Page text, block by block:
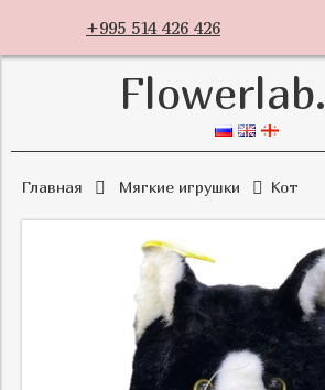
+995 514 426 426
Главная Мягкие игрушки Кот